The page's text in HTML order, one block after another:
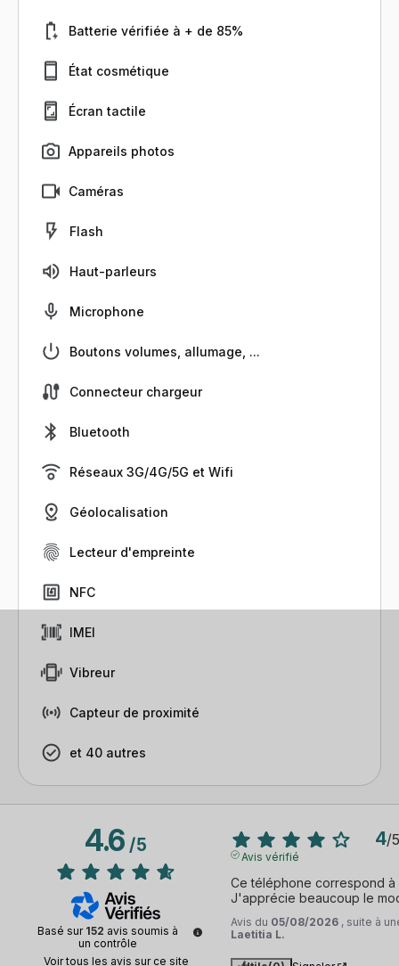
Batterie vérifiée à + de 85%
État cosmétique
Écran tactile
Appareils photos
Caméras
Flash
Haut-parleurs
Microphone
Boutons volumes, allumage, ...
Connecteur chargeur
Bluetooth
Réseaux 3G/4G/5G et Wifi
Géolocalisation
Lecteur d'empreinte
NFC
IMEI
Vibreur
Capteur de proximité
et 40 autres
4.6/5
Basé sur 152 avis soumis à
un contrôle
Voir tous les avis sur ce site
4/5
Avis vérifié
Ce téléphone correspond à
J'apprécie beaucoup le
Avis du 05/08/2026 , suite à
Laetitia L.